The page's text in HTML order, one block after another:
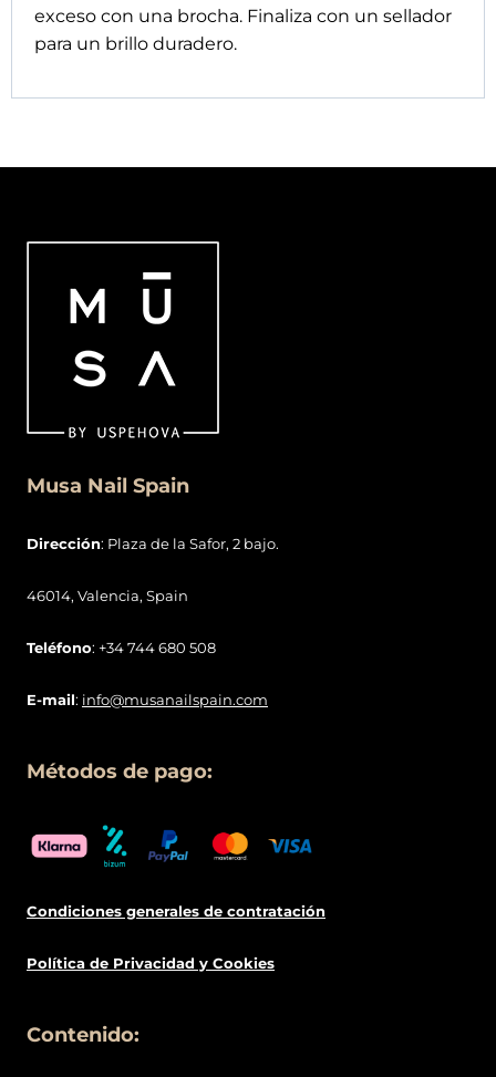
exceso con una brocha. Finaliza con un sellador
para un brillo duradero.
Musa Nail Spain
Dirección: Plaza de la Safor, 2 bajo.
46014, Valencia, Spain
Teléfono: +34 744 680 508
E-mail: info@musanailspain.com
Métodos de pago:
Condiciones generales de contratación
Política de Privacidad y Cookies
Contenido: